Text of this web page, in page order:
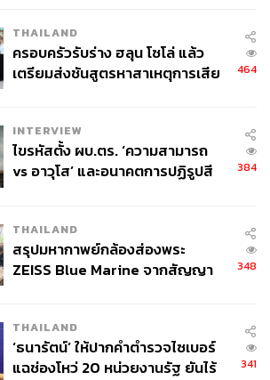
THAILAND
ครอบครัวรับร่าง ฮลุน โซโล่ แล้ว
เตรียมส่งชันสูตรหาสาเหตุการเสีย
464
INTERVIEW
ไขรหัสตั้ง ผบ.ตร. ‘ความสามารถ
vs อาวุโส’ และอนาคตการปฏิรูปสี
384
THAILAND
สรุปมหากาพย์กล้องส่องพระ
ZEISS Blue Marine จากสัญญา
จ่ายหนี้-แอบระบุแบรนด์
348
THAILAND
‘ธนารัตน์’ ให้ปากคำตำรวจไซเบอร์
แฉช่องโหว่ 20 หน่วยงานรัฐ ยันไร้
341